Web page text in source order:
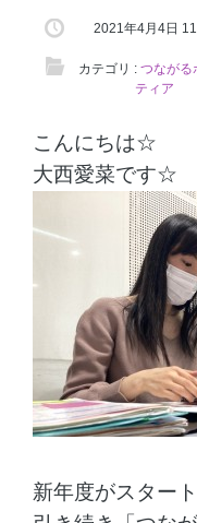
2021年4月4日
カテゴリ : つながる
ティア
こんにちは☆
大西愛菜です☆
新年度がスター